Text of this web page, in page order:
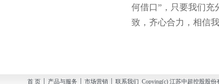
何借口”，只要我们
致，齐心合力，相信
首 页 │ 产品与服务 │ 市场营销 │ 联系我们 Copying(c) 江苏中超控股股